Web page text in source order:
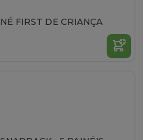
FIRST DE CRIANÇA